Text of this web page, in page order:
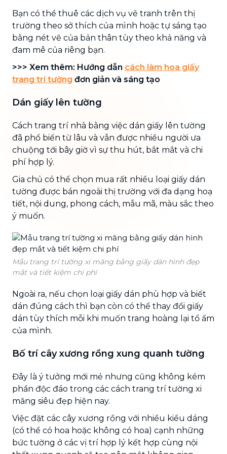
Bạn có thể thuê các dịch vụ vẽ tranh trên thị
trường theo sở thích của mình hoặc tự sáng tạo
bằng nét vẽ của bản thân tùy theo khả năng và
đam mê của riêng bạn.
>>> Xem thêm: Hướng dẫn cách làm hoa giấy
trang trí tường đơn giản và sáng tạo
Dán giấy lên tường
Cách trang trí nhà bằng việc dán giấy lên tường
đã phổ biến từ lâu và vẫn được nhiều người ưa
chuộng tới bây giờ vì sự thu hút, bắt mắt và chi
phí hợp lý.
Gia chủ có thể chọn mua rất nhiều loại giấy dán
tường được bán ngoài thị trường với đa dạng hoạ
tiết, nội dung, phong cách, mẫu mã, màu sắc theo
ý muốn.
Mẫu trang trí tường xi măng bằng giấy dán hình đẹp
mắt và tiết kiệm chi phí
Ngoài ra, nếu chọn loại giấy dán phù hợp và biết
dán đúng cách thì bạn còn có thể thay đổi giấy
dán tùy thích mỗi khi muốn trang hoàng lại tổ ấm
của mình.
Bố trí cây xương rồng xung quanh tường
Đây là ý tưởng mới mẻ nhưng cũng không kém
phần độc đáo trong các cách trang trí tường xi
măng siêu đẹp hiện nay.
Việc đặt các cây xương rồng với nhiều kiểu dáng
(có thể có hoa hoặc không có hoa) cạnh những
bức tường ở các vị trí hợp lý kết hợp cùng nội